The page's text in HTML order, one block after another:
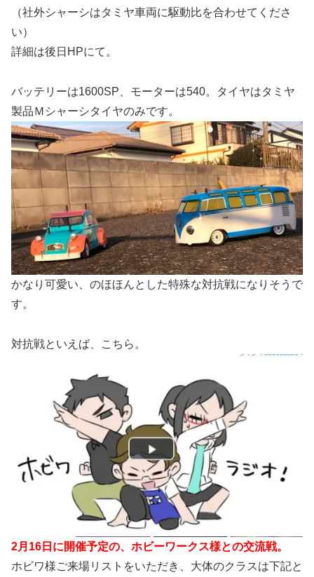
（社外シャーシはタミヤ車両に駆動比を合わせてくださ
い）
詳細は後日HPにて。
バッテリーは1600SP、モーターは540。タイヤはタミヤ
製品Ｍシャーシタイヤのみです。
かなり可愛い、のほほんとした特殊な対抗戦になりそうで
す。
対抗戦といえば、こちら。
2月16日に開催予定の、ホビーワークス様との交流戦。
ホビワ様ご来場リストをいただき、大体のクラスは下記と